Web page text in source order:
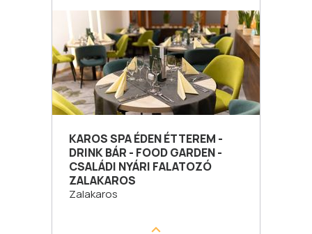
KAROS SPA ÉDEN ÉTTEREM -
DRINK BÁR - FOOD GARDEN -
CSALÁDI NYÁRI FALATOZÓ
ZALAKAROS
Zalakaros